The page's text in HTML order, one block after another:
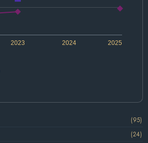
2024
2023 2025
(95)
(24)